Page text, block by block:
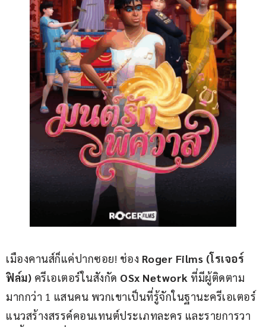
เมืองคานส์ก็แค่ปากซอย! ช่อง Roger Films (โรเจอร์
ฟิล์ม) ครีเอเตอร์ในสังกัด OSx Network ที่มีผู้ติดตาม
มากกว่า 1 แสนคน พวกเขาเป็นที่รู้จักในฐานะครีเอเตอร์
แนวสร้างสรรค์คอนเทนต์ประเภทละคร และรายการวา